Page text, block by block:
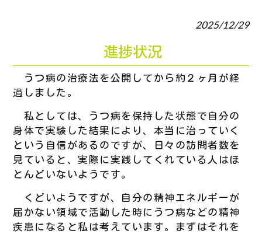
2025/12/29
進捗状況
うつ病の治療法を公開してから約２ヶ月が経
過しました。
私としては、うつ病を保持した状態で自分の
身体で実験した結果により、本当に治っていく
という自信があるのですが、日々の訪問者数を
見ていると、実際に実践してくれている人はほ
とんどいないようです。
くどいようですが、自分の精神エネルギーが
届かない領域で活動した時にうつ病などの精神
疾患になると私は考えています。まずはそれを